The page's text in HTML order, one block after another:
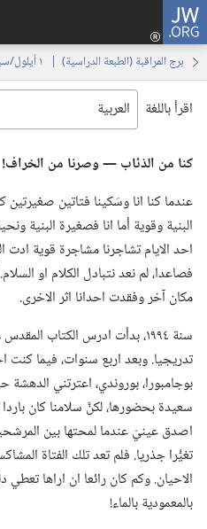
JW.ORG
برج المراقبة (‏الطبعة الدراسية)‏ | ‏‎ ١‏ ‏‎أيلول/سبتمبر‏ ‎٢٠٠١
اقرأ باللغة
كنا من الذئاب —‏ وصرنا من الخراف!‏
عندما كنا انا وسَكينا فتاتين
البنية وقوية أما انا فصغيرة البنية
احد الايام تشاجرنا مشاجرة قوية ادت
فصاعدا،‏ لم نعد نتبادل الكلام او
مكان آخر وفقدت احدانا اثر الاخرى.‏
سنة ١٩٩٤،‏ بدأت ادرس الكتاب
تدريجيا.‏ وبعد اربع سنوات،‏ فيما
بوجامبورا،‏ بوروندي،‏ اعترتني
سعيدة بحضورها،‏ لكنَّ سلامنا كان
اصدق عينيّ عندما لمحتها بين
تغيُّرا جذريا.‏ فلم تعد تلك الفتاة
الاحيان.‏ وكم كان رائعا ان اراها تعطي
بالمعمودية بالماء!‏